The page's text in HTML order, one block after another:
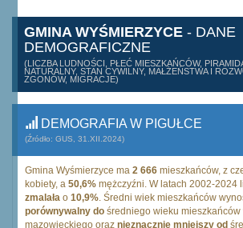
GMINA WYŚMIERZYCE - DANE
DEMOGRAFICZNE
(LICZBA LUDNOŚCI, PŁEĆ MIESZKAŃCÓW,
NATURALNY, STAN CYWILNY, MAŁŻEŃSTWA I
ZGONÓW, MIGRACJE)
DEMOGRAFIA W PIGUŁCE
(Źródło: GUS, 31.XII.2024)
Gmina Wyśmierzyce ma 2 666 mieszkańców, z
kobiety, a 50,6% mężczyźni. W latach 2002-2024
zmalała o 10,9%. Średni wiek mieszkańców
porównywalny do średniego wieku
mazowieckiego oraz nieznacznie mniejszy od